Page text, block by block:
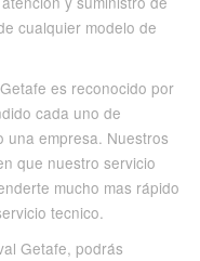
cualquier modelo de
es reconocido por
cada uno de
una empresa. Nuestros
que nuestro servicio
mucho mas rápido
tecnico.
Getafe, podrás